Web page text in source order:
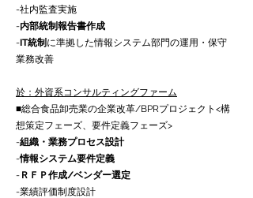
-社内監査実施
-内部統制報告書作成
-IT統制 に準拠した情報システム部門の運用・保守
業務改善
於：外資系コンサルティングファーム
■総合食品卸売業の企業改革/BPRプロジェクト<構
想策定フェーズ、要件定義フェーズ>
-組織・業務プロセス設計
-情報システム要件定義
- ＲＦＰ作成/ベンダー選定
-業績評価制度設計